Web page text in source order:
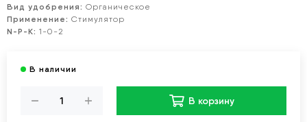
Вид удобрения: Органическое
Применение: Стимулятор
N-P-K: 1-0-2
В корзину